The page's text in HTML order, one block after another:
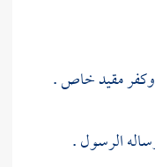
مقيد خاص .
الرسول .